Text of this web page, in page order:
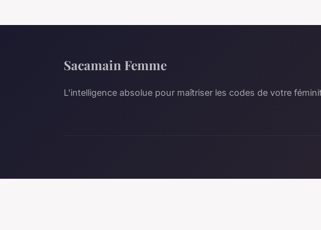
Sacamain Femme
L'intelligence absolue pour maîtriser les codes de votre